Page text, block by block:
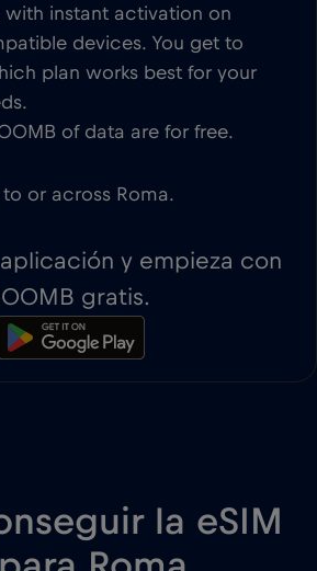
with instant activation on
devices. You get to
plan works best for your
of data are for free.
to or across Roma.
y empieza con
gratis.
la eSIM